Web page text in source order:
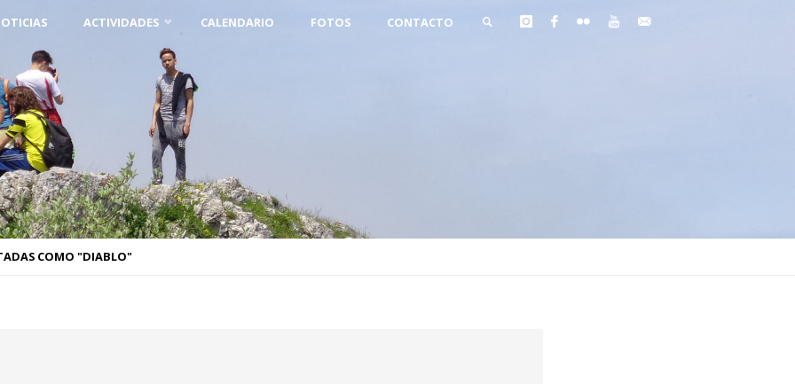
ACTIVIDADES CALENDARIO FOTOS CONTACTO
COMO "DIABLO"